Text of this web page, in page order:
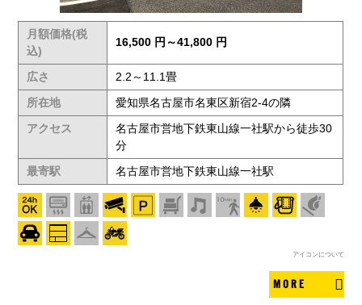
月額価格(税
込)
16,500 円～41,800 円
広さ
2.2～11.1畳
所在地
愛知県名古屋市名東区新宿2-4の隣
アクセス
名古屋市営地下鉄東山線一社駅から徒歩30
分
最寄駅
名古屋市営地下鉄東山線一社駅
アイコンについて
MORE